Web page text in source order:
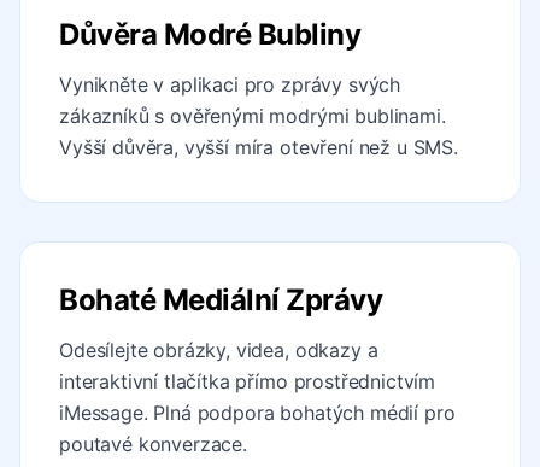
Důvěra Modré Bubliny
Vynikněte v aplikaci pro zprávy svých
zákazníků s ověřenými modrými bublinami.
Vyšší důvěra, vyšší míra otevření než u SMS.
Bohaté Mediální Zprávy
Odesílejte obrázky, videa, odkazy a
interaktivní tlačítka přímo prostřednictvím
iMessage. Plná podpora bohatých médií pro
poutavé konverzace.